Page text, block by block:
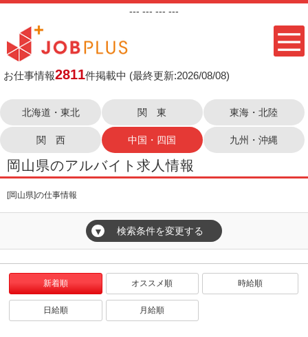
--- --- --- ---
お仕事情報2811件掲載中 (最終更新:2026/08/08)
北海道・東北 関 東 東海・北陸
関 西 中国・四国 九州・沖縄
岡山県のアルバイト求人情報
[岡山県]の仕事情報
▼ 検索条件を変更する
新着順 オススメ順 時給順
日給順 月給順